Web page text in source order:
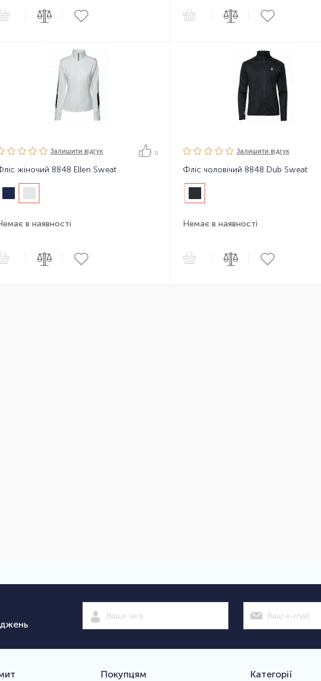
Залишити вiдгук 0
жіночий 8848 Ellen Sweat
в наявності
Залишити вiдгук
Фліс чоловічий 8848 Dub Sweat
Немає в наявності
Покупцям Категорії